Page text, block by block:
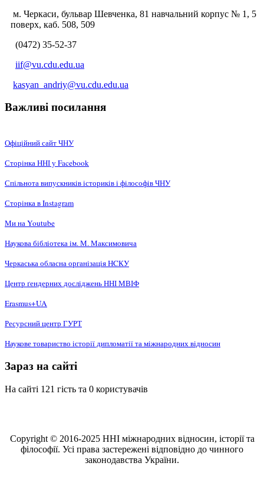
м. Черкаси, бульвар Шевченка, 81 навчальний корпус № 1, 5
поверх, каб. 508, 509
(0472) 35-52-37
iif@vu.cdu.edu.ua
kasyan_andriy@vu.cdu.edu.ua
Важливі посилання
Офіційний сайт ЧНУ
Сторінка ННІ у Facebook
Спільнота випускників істориків і філософів ЧНУ
Сторінка в Instagram
Ми на Youtube
Наукова бібліотека ім. М. Максимовича
Черкаська обласна організація НCКУ
Центр ґендерних досліджень ННІ МВІФ
Erasmus+UA
Ресурсний центр ГУРТ
Наукове товариство історії дипломатії та міжнародних відносин
Зараз на сайті
На сайті 121 гість та 0 користувачів
Copyright © 2016-2025 ННІ міжнародних відносин, історії та
філософії. Усі права застережені відповідно до чинного
законодавства України.